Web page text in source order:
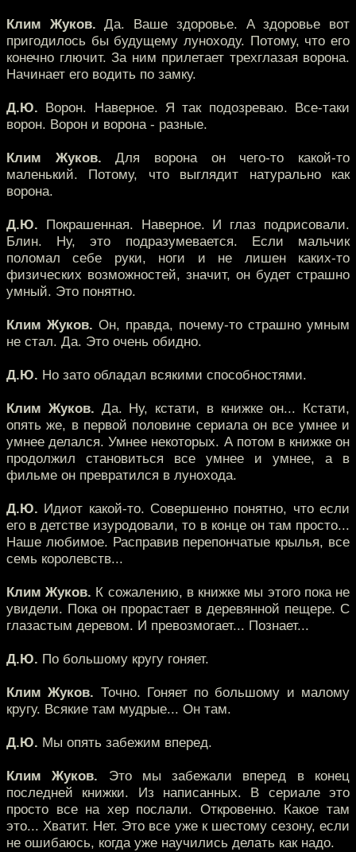
Клим Жуков. Да. Ваше здоровье. А здоровье вот
пригодилось бы будущему луноходу. Потому, что его
конечно глючит. За ним прилетает трехглазая ворона.
Начинает его водить по замку.
Д.Ю. Ворон. Наверное. Я так подозреваю. Все-таки
ворон. Ворон и ворона - разные.
Клим Жуков. Для ворона он чего-то какой-то
маленький. Потому, что выглядит натурально как
ворона.
Д.Ю. Покрашенная. Наверное. И глаз подрисовали.
Блин. Ну, это подразумевается. Если мальчик
поломал себе руки, ноги и не лишен каких-то
физических возможностей, значит, он будет страшно
умный. Это понятно.
Клим Жуков. Он, правда, почему-то страшно умным
не стал. Да. Это очень обидно.
Д.Ю. Но зато обладал всякими способностями.
Клим Жуков. Да. Ну, кстати, в книжке он... Кстати,
опять же, в первой половине сериала он все умнее и
умнее делался. Умнее некоторых. А потом в книжке он
продолжил становиться все умнее и умнее, а в
фильме он превратился в лунохода.
Д.Ю. Идиот какой-то. Совершенно понятно, что если
его в детстве изуродовали, то в конце он там просто...
Наше любимое. Расправив перепончатые крылья, все
семь королевств...
Клим Жуков. К сожалению, в книжке мы этого пока не
увидели. Пока он прорастает в деревянной пещере. С
глазастым деревом. И превозмогает... Познает...
Д.Ю. По большому кругу гоняет.
Клим Жуков. Точно. Гоняет по большому и малому
кругу. Всякие там мудрые... Он там.
Д.Ю. Мы опять забежим вперед.
Клим Жуков. Это мы забежали вперед в конец
последней книжки. Из написанных. В сериале это
просто все на хер послали. Откровенно. Какое там
это... Хватит. Нет. Это все уже к шестому сезону, если
не ошибаюсь, когда уже научились делать как надо.